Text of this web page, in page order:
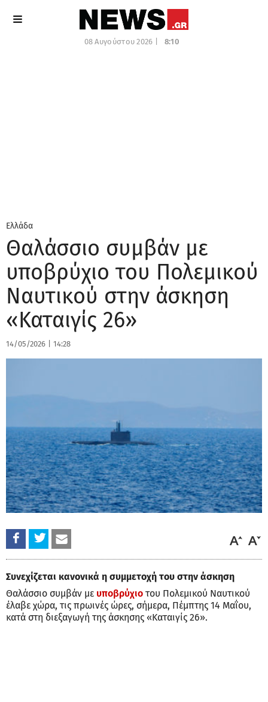
08 Αυγούστου 2026 | 8:10
Ελλάδα
Θαλάσσιο συμβάν με
υποβρύχιο του Πολεμικού
Ναυτικού στην άσκηση
«Καταιγίς 26»
14/05/2026 14:28
Συνεχίζεται κανονικά η συμμετοχή του στην άσκηση
Θαλάσσιο συμβάν με υποβρύχιο του Πολεμικού Ναυτικού
έλαβε χώρα, τις πρωινές ώρες, σήμερα, Πέμπτης 14 Μαΐου,
κατά στη διεξαγωγή της άσκησης «Καταιγίς 26».